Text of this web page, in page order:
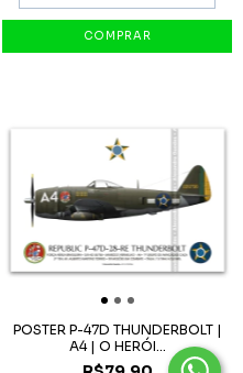
POSTER P-47D THUNDERBOLT |
A4 | O HERÓI...